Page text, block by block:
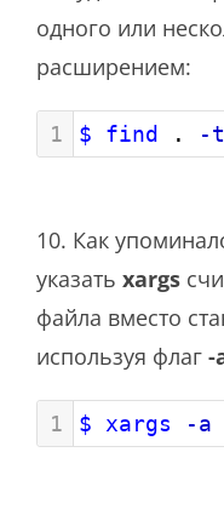
одного или
расширением:
1 $ find . -
10. Как
указать xargs
файла вместо
используя флаг -
1 $ xargs -a